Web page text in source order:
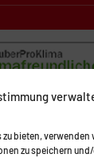
bieten,
zu speichern